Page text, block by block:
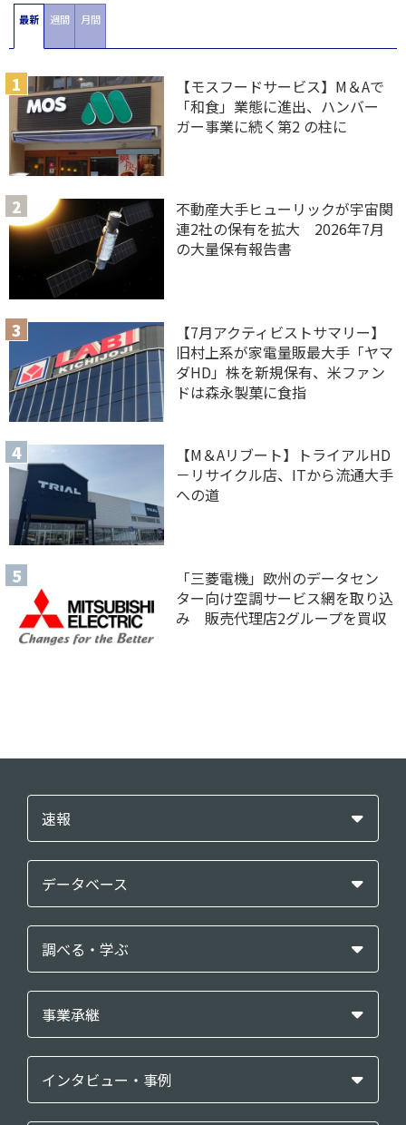
最新 週間 月間
【モスフードサービス】M＆Aで
「和食」業態に進出、ハンバー
ガー事業に続く第2 の柱に
不動産大手ヒューリックが宇宙関
連2社の保有を拡大 2026年7月
の大量保有報告書
【7月アクティビストサマリー】
旧村上系が家電量販最大手「ヤマ
ダHD」株を新規保有、米ファン
ドは森永製菓に食指
【M＆Aリブート】トライアルHD
－リサイクル店、ITから流通大手
への道
「三菱電機」欧州のデータセン
ター向け空調サービス網を取り込
み 販売代理店2グループを買収
速報
データベース
調べる・学ぶ
事業承継
インタビュー・事例